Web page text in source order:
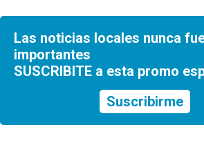
Las noticias locales nunca
importantes
SUSCRIBITE a esta promo
Suscribirme